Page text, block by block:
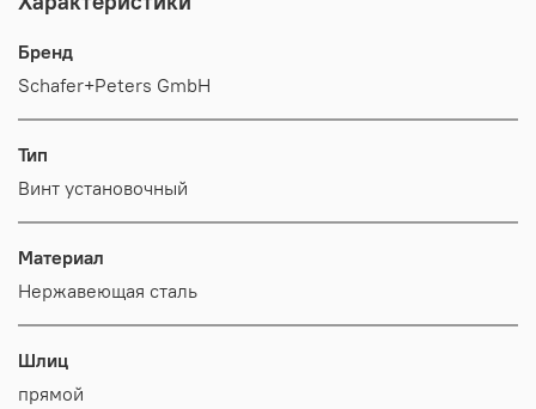
Бренд
Schafer+Peters GmbH
Тип
Винт установочный
Материал
Нержавеющая сталь
Шлиц
прямой